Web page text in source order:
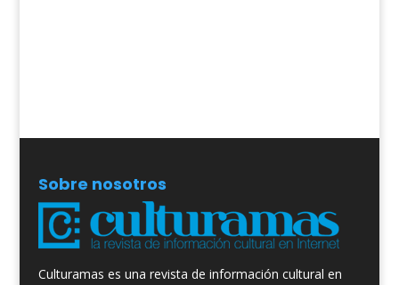
Sobre nosotros
Culturamas es una revista de información cultural en